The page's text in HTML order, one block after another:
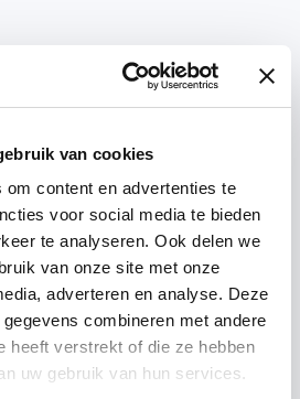
van cookies
om content en advertenties te
voor social media te bieden
te analyseren. Ook delen we
van onze site met onze
adverteren en analyse. Deze
combineren met andere
heeft verstrekt of die ze hebben
uw gebruik van hun services.
—ABOUT US